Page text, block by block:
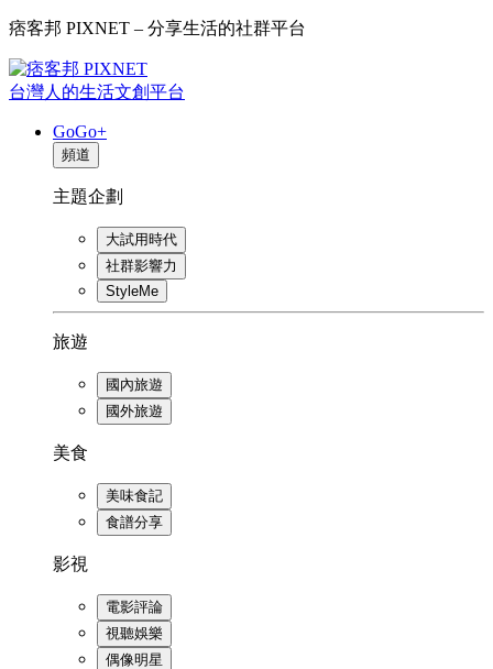
痞客邦 PIXNET – 分享生活的社群平台
台灣人的生活文創平台
GoGo+
頻道
主題企劃
大試用時代
社群影響力
StyleMe
旅遊
國內旅遊
國外旅遊
美食
美味食記
食譜分享
影視
電影評論
視聽娛樂
偶像明星